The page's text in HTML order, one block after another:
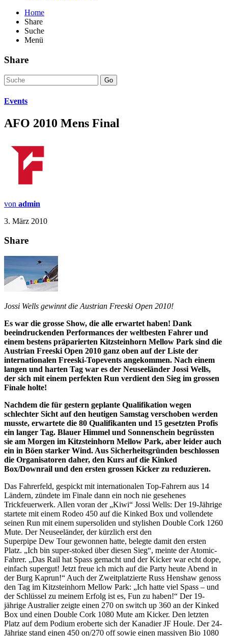
Home
Share
Suche
Menü
Share
Go
Events
AFO 2010 Mens Final
von admin
3. März 2010
Share
Jossi Wells gewinnt die Austrian Freeski Open 2010!
Es war die grosse Show, die alle erwartet haben! Dank
beeindruckenden Performances der weltbesten Fahrer und
einem bestens präparierten Kitzsteinhorn Mellow Park sind die
Austrian Freeski Open 2010 ganz oben auf der Liste der
internationalen Freeski-Topevents angekommen. Nach einem
langen und harten Tag war es der Neuseeländer Jossi Wells,
der sich mit einem perfekten Run verdient den Sieg im grossen
Finale holte!
Nachdem die für gestern geplante Qualifikation wegen
schlechter Sicht auf den heutigen Samstag verschoben werden
musste, erwartete die 80 Qualifikanten und 15 gesetzten Profis
ein langer Tag. Blauer Himmel und Sonnenschein begrüssten
sie am Morgen im Kitzsteinhorn Mellow Park, aber leider auch
ein in Böen starker Wind. Aus Sicherheitsgründen beschlossen
die Organisatoren daher, den Kurs auf die Kinked
Box/Downrail und den ersten grossen Kicker zu reduzieren.
Das Fahrerfeld, gespickt mit internationalen Top-Fahrern aus 14
Ländern, zündete im Finale dann ein noch nie gesehenes
Trickfeuerwerk. Allen voran der „Kiwi“ Jossi Wells: Der 19-Jährige
startete mit einem Rodeo 450 auf die Kinked Box und vollendete
seinen Run mit einem supersoliden und stylishen Double Cork 1260
Mute. Der Neuseeländer, der kürzlich erst den
Superpipe Dew Tour gewonnen hatte, belegte damit den ersten
Platz. „Ich bin super-stoked über diesen Sieg“, meinte der Atomic-
Fahrer. „Das Rail hat Spass gemacht und der Kicker war echt dope,
einfach supergut! Jetzt freue ich mich auf die Party heute Abend in
der Burg Kaprun!“ Auch der Zweitplatzierte Russ Henshaw genoss
den Tag im Kitzsteinhorn Mellow Park: „Ich hatte viel Spass – und
der Schlüssel zu meinem Erfolg ist es, Fun zu haben!“ Der 19-
jährige Australier zeigte einen 270 on switch up 360 an der Kinked
Box und einen Double Cork 1080 Mute am Kicker. Den letzten
Platz auf dem Podium eroberte sich der Kanadier JF Houle. Der 24-
Jährige stand einen 450 on/270 off sowie einen massiven Bio 1080